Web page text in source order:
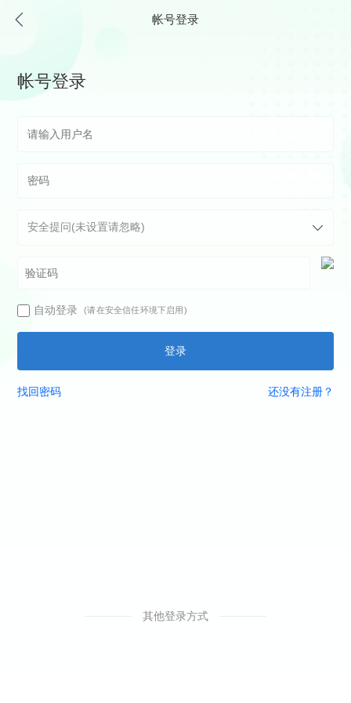
帐号登录
帐号登录
自动登录 (请在安全信任环境下启用)
登录
找回密码 还没有注册？
其他登录方式